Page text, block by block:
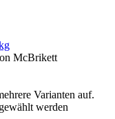
Varianten auf.
werden